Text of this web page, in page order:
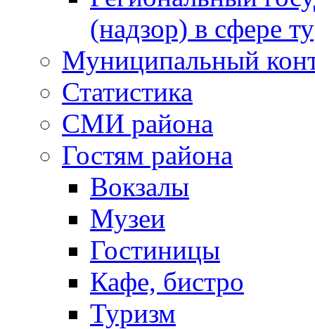
(надзор) в сфере
Муниципальный
Статистика
СМИ района
Гостям района
Вокзалы
Музеи
Гостиницы
Кафе, бистро
Туризм